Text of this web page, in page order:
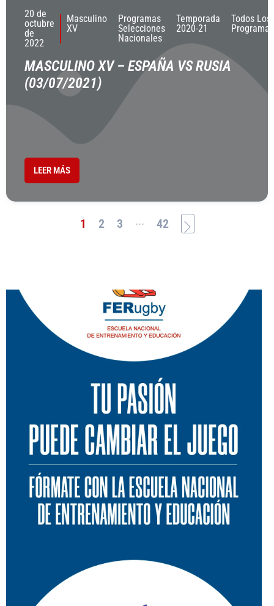
20 de
octubre
de
2022
Masculino
XV
Programas
Selecciones
Nacionales
Temporada
2020-21
Todos Los
Programas
MASCULINO XV – ESPAÑA VS RUSIA
(03/07/2021)
LEER MÁS
1 2 3 ... 42